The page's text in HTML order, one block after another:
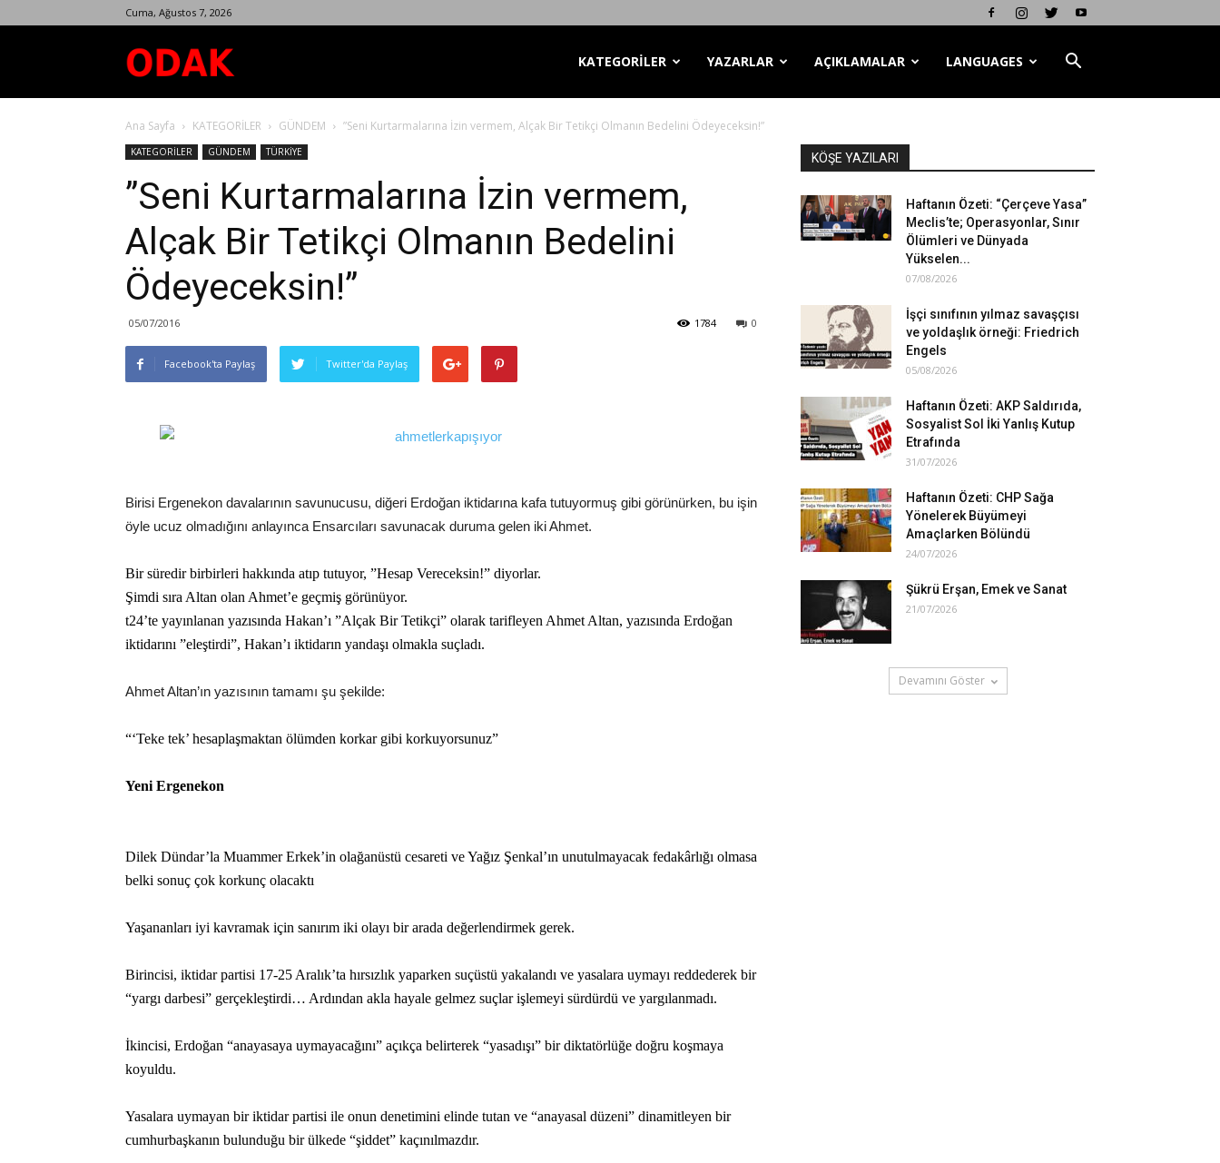
Cuma, Ağustos 7, 2026
Dergisi
KATEGORİLER YAZARLAR AÇIKLAMALAR LANGUAGES
Ana Sayfa KATEGORİLER GÜNDEM ”Seni Kurtarmalarına İzin vermem, Alçak Bir Tetikçi Olmanın Bedelini Ödeyeceksin!”
KATEGORİLER GÜNDEM TÜRKİYE
”Seni Kurtarmalarına İzin vermem,
Alçak Bir Tetikçi Olmanın Bedelini
Ödeyeceksin!”
05/07/2016 0
1784
Facebook'ta Paylaş Twitter'da Paylaş
Birisi Ergenekon davalarının savunucusu, diğeri Erdoğan iktidarına kafa tutuyormuş gibi görünürken, bu işin
öyle ucuz olmadığını anlayınca Ensarcıları savunacak duruma gelen iki Ahmet.
Bir süredir birbirleri hakkında atıp tutuyor, ”Hesap Vereceksin!” diyorlar.
Şimdi sıra Altan olan Ahmet’e geçmiş görünüyor.
t24’te yayınlanan yazısında Hakan’ı ”Alçak Bir Tetikçi” olarak tarifleyen Ahmet Altan, yazısında Erdoğan
iktidarını ”eleştirdi”, Hakan’ı iktidarın yandaşı olmakla suçladı.
Ahmet Altan’ın yazısının tamamı şu şekilde:
“‘Teke tek’ hesaplaşmaktan ölümden korkar gibi korkuyorsunuz”
Yeni Ergenekon
Dilek Dündar’la Muammer Erkek’in olağanüstü cesareti ve Yağız Şenkal’ın unutulmayacak fedakârlığı olmasa
belki sonuç çok korkunç olacaktı
Yaşananları iyi kavramak için sanırım iki olayı bir arada değerlendirmek gerek.
Birincisi, iktidar partisi 17-25 Aralık’ta hırsızlık yaparken suçüstü yakalandı ve yasalara uymayı reddederek bir
“yargı darbesi” gerçekleştirdi… Ardından akla hayale gelmez suçlar işlemeyi sürdürdü ve yargılanmadı.
İkincisi, Erdoğan “anayasaya uymayacağını” açıkça belirterek “yasadışı” bir diktatörlüğe doğru koşmaya
koyuldu.
Yasalara uymayan bir iktidar partisi ile onun denetimini elinde tutan ve “anayasal düzeni” dinamitleyen bir
cumhurbaşkanın bulunduğu bir ülkede “şiddet” kaçınılmazdır.
KÖŞE YAZILARI
Haftanın Özeti: “Çerçeve Yasa”
Meclis’te; Operasyonlar, Sınır
Ölümleri ve Dünyada
Yükselen...
07/08/2026
İşçi sınıfının yılmaz savaşçısı
ve yoldaşlık örneği: Friedrich
Engels
05/08/2026
Haftanın Özeti: AKP Saldırıda,
Sosyalist Sol İki Yanlış Kutup
Etrafında
31/07/2026
Haftanın Özeti: CHP Sağa
Yönelerek Büyümeyi
Amaçlarken Bölündü
24/07/2026
Şükrü Erşan, Emek ve Sanat
21/07/2026
Devamını Göster